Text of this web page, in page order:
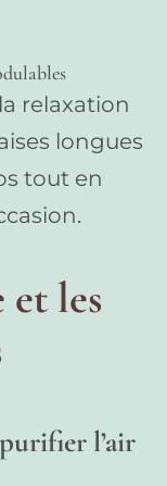
relaxation
longues
tout en
les
l’air